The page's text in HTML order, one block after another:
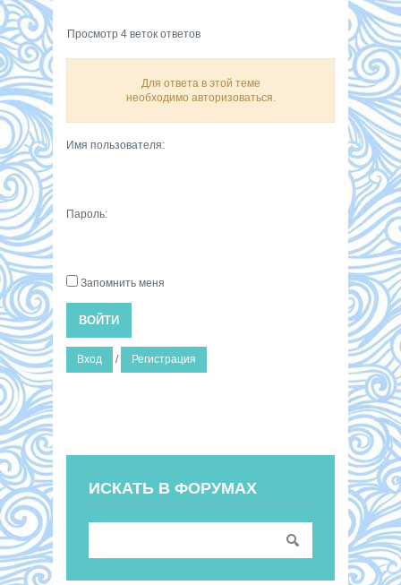
Просмотр 4 веток ответов
Для ответа в этой теме
необходимо авторизоваться.
Имя пользователя:
Пароль:
Запомнить меня
ВОЙТИ
Вход / Регистрация
ИСКАТЬ В ФОРУМАХ